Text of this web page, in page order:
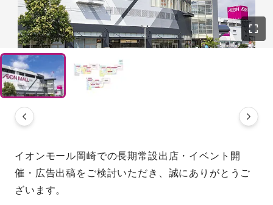
イオンモール岡崎での長期常設出店・イベント開
催・広告出稿をご検討いただき、誠にありがとうご
ざいます。